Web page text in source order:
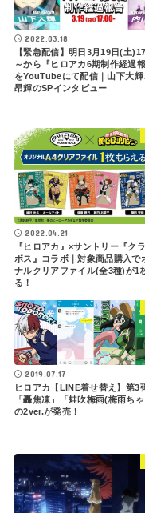
2022.03.18
【緊急配信】明日3月19日(土
～から『ヒロアカ6期制作経過報
をYouTubeにて配信｜山下大輝
昂輝のSPインタビュー
2022.04.21
『ヒロアカ』×サントリー『ク
ボス』コラボ｜対象商品購入で
ナルクリアファイル(全3種)が1
る！
2019.07.17
ヒロアカ【LINE着せ替え】第3
「轟焦凍」「蛙吹梅雨(梅雨ちゃ
の2ver.が発売！